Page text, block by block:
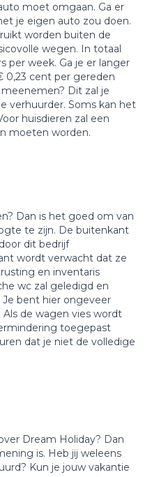
moet omgaan. Ga er
je eigen auto zou doen.
worden buiten de
wegen. In totaal
per week. Ga je er langer
0,23 cent per gereden
Dit zal je
verhuurder. Soms kan het
huisdieren zal een
moeten worden.
Dan is het goed om van
te zijn. De buitenkant
dit bedrijf
wordt verwacht dat ze
en inventaris
wc zal geledigd en
bent hier ongeveer
de wagen vies wordt
toegepast
dat je niet de volledige
Dream Holiday? Dan
is. Heb jij weleens
Kun je jouw vakantie